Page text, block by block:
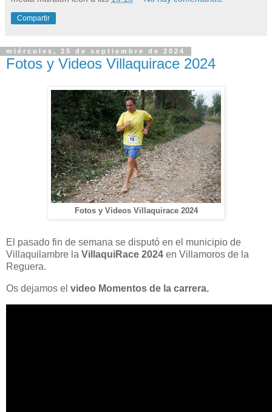
Compartir
miércoles, 25 de septiembre de 2024
Fotos y Videos Villaquirace 2024
Fotos y Videos Villaquirace 2024
El pasado fin de semana se disputó en el municipio de
Villaquilambre la VillaquiRace 2024 en Villamoros de la
Reguera.
Os dejamos el video Momentos de la carrera.